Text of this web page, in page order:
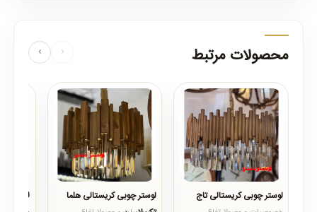
محصولات مرتبط ‹
›
لوستر چوبی کریستالی تاج
لوستر چوبی کریستالی هلما
لاینر